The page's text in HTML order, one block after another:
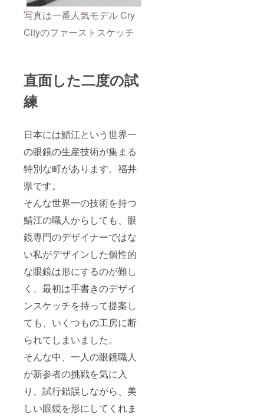
写真は一番人気モデル Cry
Cityのファーストスケッチ
直面した二度の試
練
日本には鯖江という世界一
の眼鏡の生産技術が集まる
特別な町があります。福井
県です。
そんな世界一の技術を持つ
鯖江の職人からしても、眼
鏡専門のデザイナーではな
い私がデザインした個性的
な眼鏡は形にするのが難し
く、最初は手書きのデザイ
ンスケッチを持って提案し
ても、いくつもの工房に断
られてしまいました。
そんな中、一人の眼鏡職人
が新参者の挑戦を気に入
り、試行錯誤しながら、美
しい眼鏡を形にしてくれま